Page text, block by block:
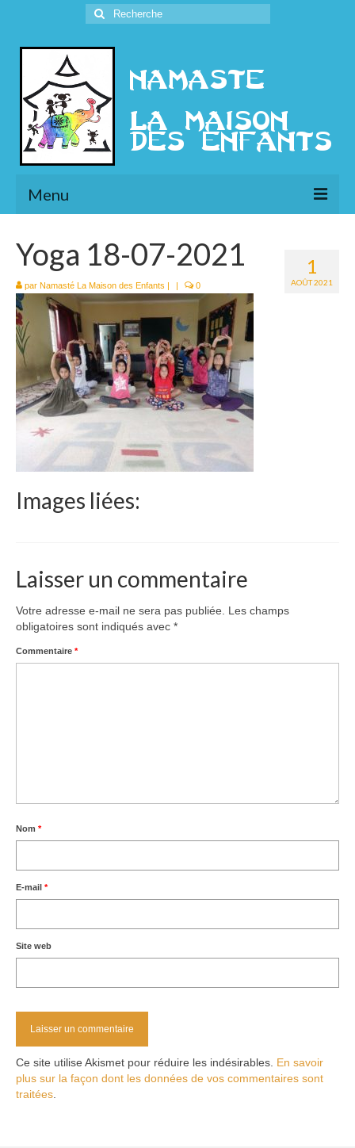
Rechercher
:
Menu
Présentation
l’Ethique
Historique
Le Népal
Documents
Parrainages
Missions 2023
Actualités
1
AOÛT 2021
Yoga 18-07-2021
par Namasté La Maison des Enfants | | 0
Images liées:
Laisser un commentaire
Votre adresse e-mail ne sera pas publiée.
Les champs
obligatoires sont indiqués avec *
Commentaire *
Nom *
E-mail *
Site web
Ce site utilise Akismet pour réduire les indésirables. En savoir
plus sur la façon dont les données de vos commentaires sont
traitées